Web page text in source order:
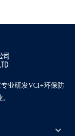
业研发VCI+环保防